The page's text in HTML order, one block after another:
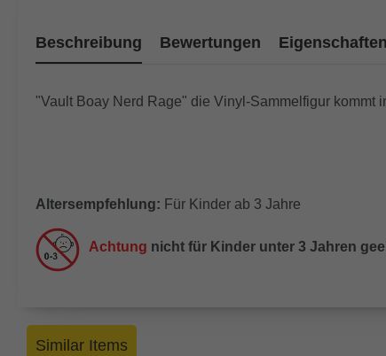
Beschreibung Bewertungen Eigenschaften
"Vault Boay Nerd Rage" die Vinyl-Sammelfigur kommt
Altersempfehlung: Für Kinder ab 3 Jahre
Achtung nicht für Kinder unter 3 Jahren
Similar Items